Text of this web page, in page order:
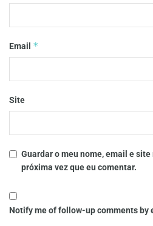
Email *
Site
Guardar o meu nome, email e
próxima vez que eu comentar.
Notify me of follow-up comments by